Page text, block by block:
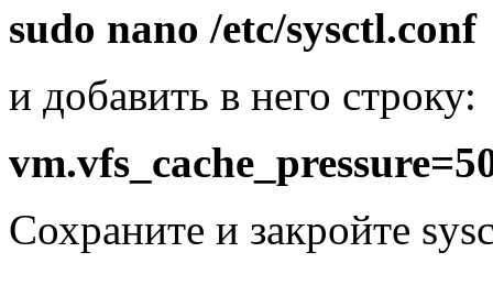
sudo nano /etc/sysctl.conf
и добавить в него строку:
Сохраните и закройте